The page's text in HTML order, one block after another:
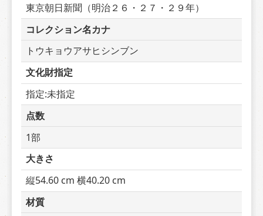
東京朝日新聞（明治２６・２７・２９年）
コレクション名カナ
トウキョウアサヒシンブン
文化財指定
指定:未指定
点数
1部
大きさ
縦54.60 cm 横40.20 cm
材質